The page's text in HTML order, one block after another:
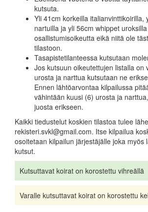
kutsuta.
Yli 41cm korkeilla italianvinttikoirilla,
nartuilla ja yli 56cm whippet
osallistumisoikeutta eikä niitä ole
tilastoon.
Tasapistetilanteessa kutsutaan
Jos kutsuun oikeutettujen listalla on
urosta ja narttua kutsutaan ne
Ennen lähtöarvontaa kilpailussa
vähintään kuusi (6) urosta ja
juosta erikseen.
Kaikki tiedustelut koskien tilastoa tulee
rekisteri.svkl@gmail.com. Itse kilpailua
osoitetaan kilpailun järjestäjälle joka myös
kutsut.
Kutsuttavat koirat on korostettu vihreällä
Varalle kutsuttavat koirat on korostettu